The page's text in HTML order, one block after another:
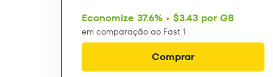
Economize 37.6% • $3.43 por GB
em comparação ao Fast 1
Comprar